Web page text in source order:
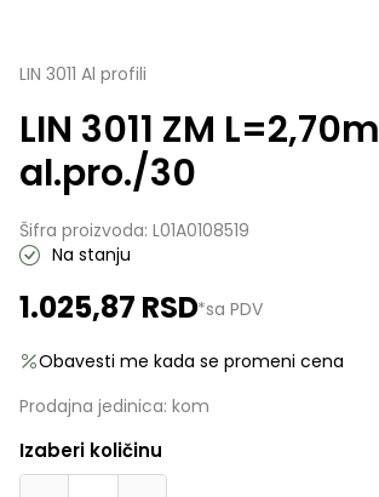
LIN 3011 Al profili
LIN 3011 ZM L=2,70m
al.pro./30
Šifra proizvoda: L01A0108519
Na stanju
1.025,87 RSD*sa PDV
Obavesti me kada se promeni cena
Prodajna jedinica: kom
Izaberi količinu